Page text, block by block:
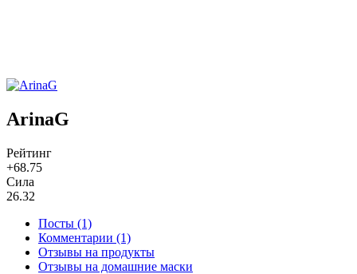
ArinaG
Рейтинг
+68.75
Сила
26.32
Посты (1)
Комментарии (1)
Отзывы на продукты
Отзывы на домашние маски